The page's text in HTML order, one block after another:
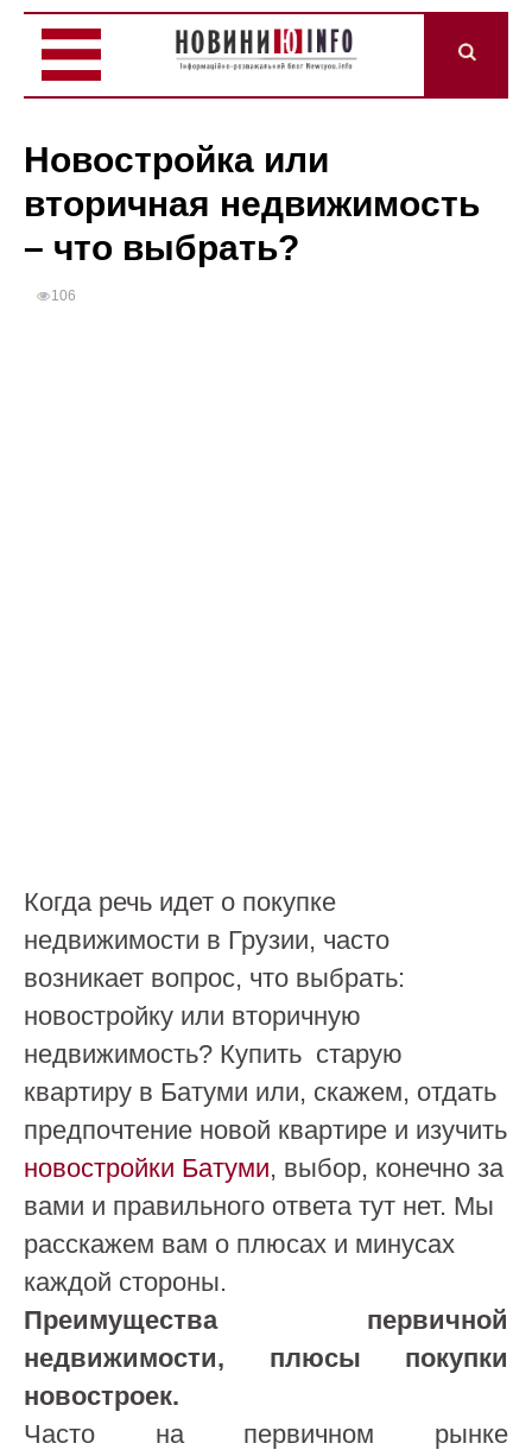
Новостройка или
вторичная недвижимость
– что выбрать?
106
Когда речь идет о покупке
недвижимости в Грузии, часто
возникает вопрос, что выбрать:
новостройку или вторичную
недвижимость? Купить старую
квартиру в Батуми или, скажем, отдать
предпочтение новой квартире и изучить
новостройки Батуми, выбор, конечно за
вами и правильного ответа тут нет. Мы
расскажем вам о плюсах и минусах
каждой стороны.
Преимущества первичной
недвижимости, плюсы покупки
новостроек.
Часто на первичном рынке